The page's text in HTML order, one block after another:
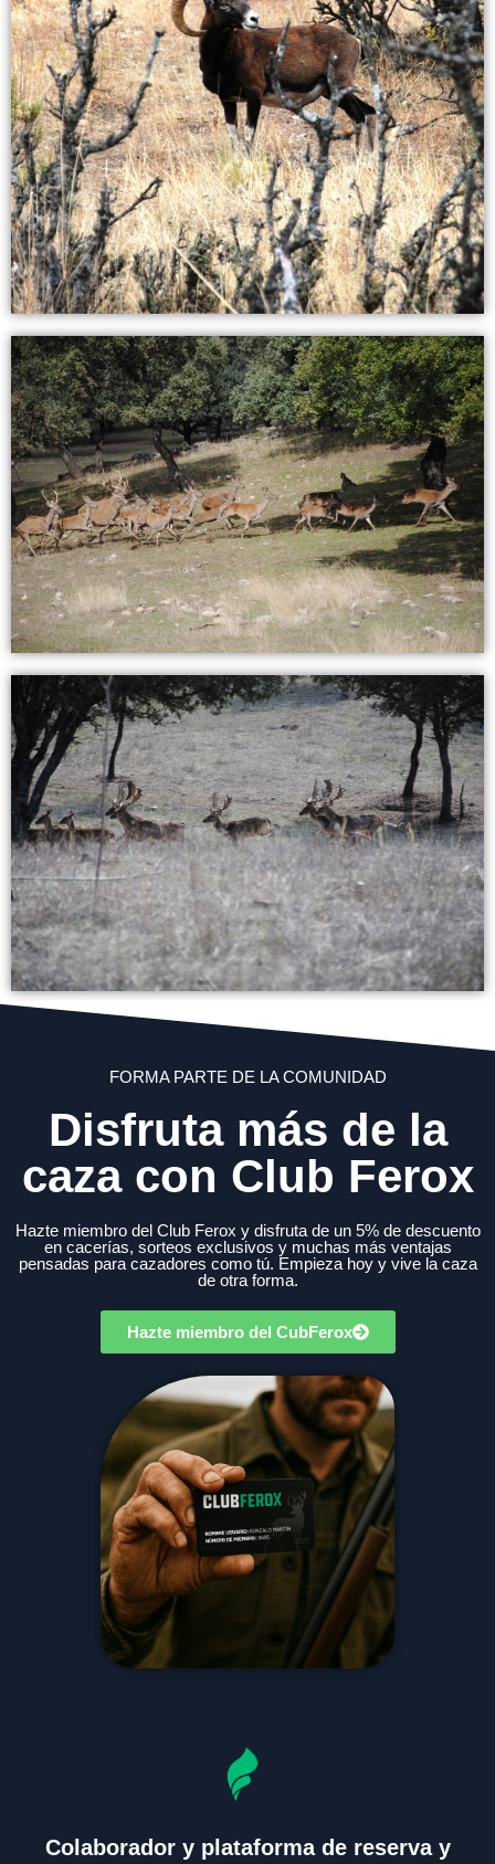
FORMA PARTE DE LA COMUNIDAD
Disfruta más de la
caza con Club Ferox
Hazte miembro del Club Ferox y disfruta de un 5% de descuento
en cacerías, sorteos exclusivos y muchas más ventajas
pensadas para cazadores como tú. Empieza hoy y vive la caza
de otra forma.
Hazte miembro del CubFerox
Colaborador y plataforma de reserva y